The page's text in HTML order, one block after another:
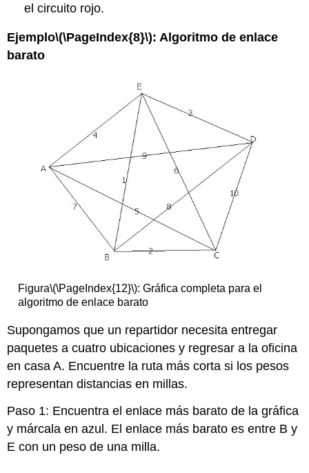
el circuito rojo.
Ejemplo\(\PageIndex{8}\): Algoritmo de enlace
barato
Figura\(\PageIndex{12}\): Gráfica completa para el
algoritmo de enlace barato
Supongamos que un repartidor necesita entregar
paquetes a cuatro ubicaciones y regresar a la oficina
en casa A. Encuentre la ruta más corta si los pesos
representan distancias en millas.
Paso 1: Encuentra el enlace más barato de la gráfica
y márcala en azul. El enlace más barato es entre B y
E con un peso de una milla.